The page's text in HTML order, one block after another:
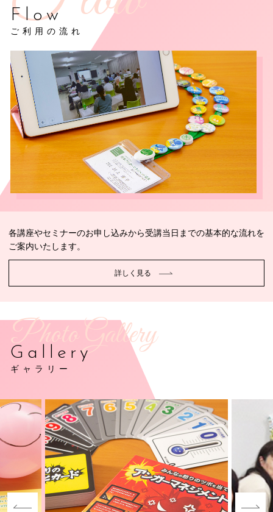
Flow
ご利用の流れ
各講座やセミナーのお申し込みから受講当日までの基本的な流れを
ご案内いたします。
詳しく見る
Photo Gallery
Gallery
ギャラリー